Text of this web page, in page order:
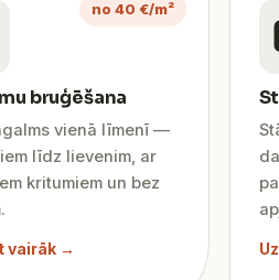
no 40 €/m²
bruģēšana
vienā līmenī —
līdz lievenim, ar
kritumiem un bez
vairāk →